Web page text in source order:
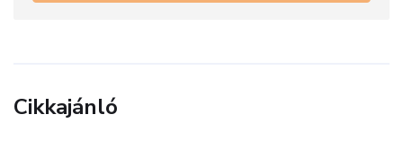
Cikkajánló